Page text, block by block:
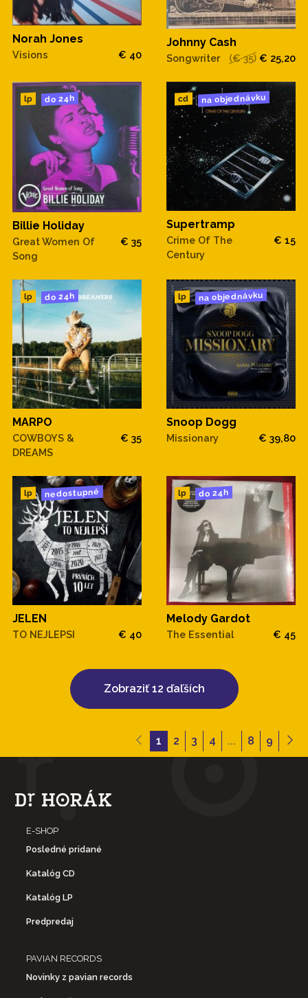
Norah Jones
Visions € 40
Johnny Cash
Songwriter (€ 35) € 25,20
lp do 24h
Billie Holiday
Great Women Of
Song
€ 35
cd na objednávku
Supertramp
Crime Of The
Century
€ 15
lp do 24h
MARPO
COWBOYS &
DREAMS
€ 35
lp na objednávku
Snoop Dogg
Missionary € 39,80
lp nedostupné
JELEN
TO NEJLEPSI € 40
lp do 24h
Melody Gardot
The Essential € 45
Zobraziť 12 ďaľších
1 2 3 4 ... 8 9
E-SHOP
Posledné pridané
Katalóg CD
Katalóg LP
Predpredaj
PAVIAN RECORDS
Novinky z pavian records